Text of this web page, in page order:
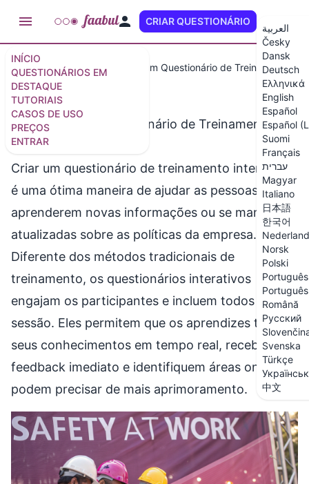
INÍCIO
QUESTIONÁRIOS EM
DESTAQUE
TUTORIAIS
CASOS DE USO
PREÇOS
ENTRAR
CRIAR QUESTIONÁRIO
العربية
Česky
Dansk
Deutsch
Ελληνικά
English
Español
Español
Suomi
Français
עברית
Magyar
Italiano
日本語
한국어
Norsk
Polski
Română
Русский
Svenska
Türkçe
中文
Casos de Uso Como Criar um Questionário de Treinamento
Como Criar um Questionário de Treinamento
Interativo
Criar um questionário de treinamento interativo
é uma ótima maneira de ajudar as pessoas a
aprenderem novas informações ou se manterem
atualizadas sobre as políticas da empresa.
Diferente dos métodos tradicionais de
treinamento, os questionários interativos
engajam os participantes e incluem todos na
sessão. Eles permitem que os aprendizes testem
seus conhecimentos em tempo real, recebam
feedback imediato e identifiquem áreas onde
podem precisar de mais aprimoramento.